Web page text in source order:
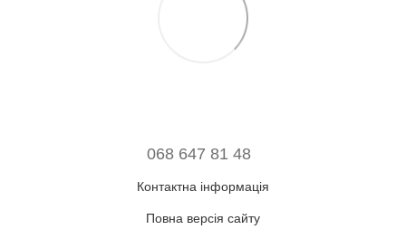
068 647 81 48
Контактна інформація
Повна версія сайту